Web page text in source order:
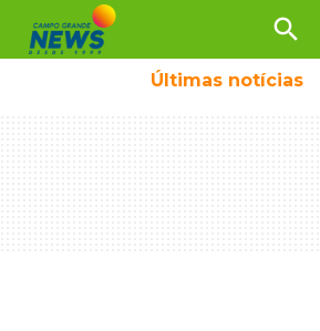
search
Últimas notícias